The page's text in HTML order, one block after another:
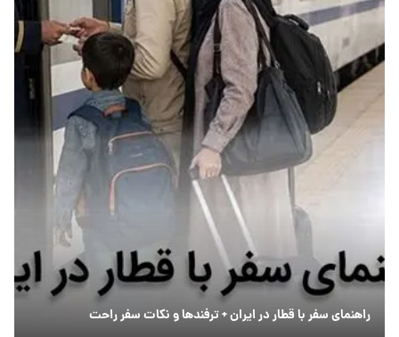
راهنمای سفر با قطار در ایران + ترفندها و نکات سفر راحت